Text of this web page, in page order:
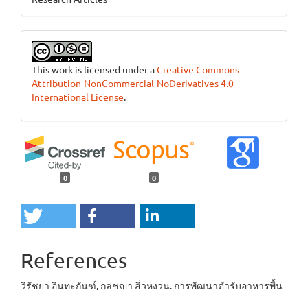
This work is licensed under aCreative Commons
Attribution-NonCommercial-NoDerivatives 4.0
International License.
0 0
References
วิรัชยา อินทะกันฑ์, กุลชญา สิ่วหงวน. การพัฒนาตำรับอาหารพื้น